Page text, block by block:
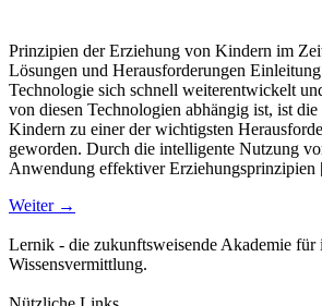
Prinzipien der Erziehung von Kindern im
Lösungen und Herausforderungen
Technologie sich schnell weiterentwickelt
von diesen Technologien abhängig ist, ist
Kindern zu einer der wichtigsten
geworden. Durch die intelligente Nutzung
Anwendung effektiver
Weiter →
Lernik - die zukunftsweisende Akademie für
Wissensvermittlung.